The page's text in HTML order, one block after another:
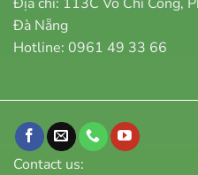
Địa chỉ: 113C Võ Chí Công,
Đà Nẵng
Hotline: 0961 49 33 66
Contact us: